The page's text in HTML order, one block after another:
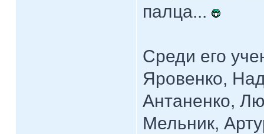
палца...
Среди его
Яровенко,
Антаненко,
Мельник,